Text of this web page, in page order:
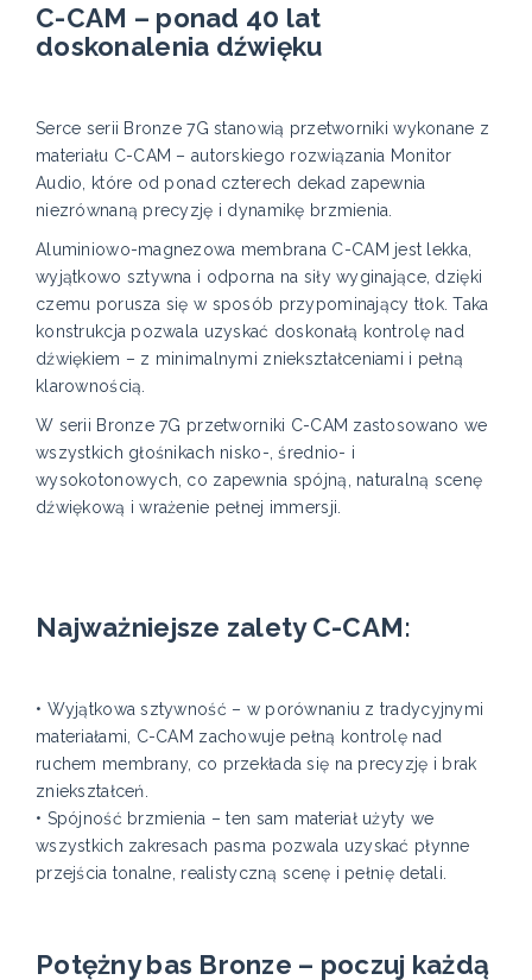
C-CAM – ponad 40 lat
doskonalenia dźwięku
Serce serii Bronze 7G stanowią przetworniki wykonane z
materiału C-CAM – autorskiego rozwiązania Monitor
Audio, które od ponad czterech dekad zapewnia
niezrównaną precyzję i dynamikę brzmienia.
Aluminiowo-magnezowa membrana C-CAM jest lekka,
wyjątkowo sztywna i odporna na siły wyginające, dzięki
czemu porusza się w sposób przypominający tłok. Taka
konstrukcja pozwala uzyskać doskonałą kontrolę nad
dźwiękiem – z minimalnymi zniekształceniami i pełną
klarownością.
W serii Bronze 7G przetworniki C-CAM zastosowano we
wszystkich głośnikach nisko-, średnio- i
wysokotonowych, co zapewnia spójną, naturalną scenę
dźwiękową i wrażenie pełnej immersji.
Najważniejsze zalety C-CAM:
• Wyjątkowa sztywność – w porównaniu z tradycyjnymi
materiałami, C-CAM zachowuje pełną kontrolę nad
ruchem membrany, co przekłada się na precyzję i brak
zniekształceń.
• Spójność brzmienia – ten sam materiał użyty we
wszystkich zakresach pasma pozwala uzyskać płynne
przejścia tonalne, realistyczną scenę i pełnię detali.
Potężny bas Bronze – poczuj każdą